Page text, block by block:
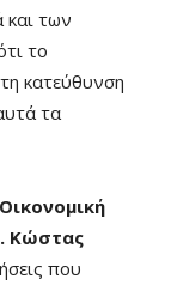
και των
το
κατεύθυνση
τα
Κώστας
που